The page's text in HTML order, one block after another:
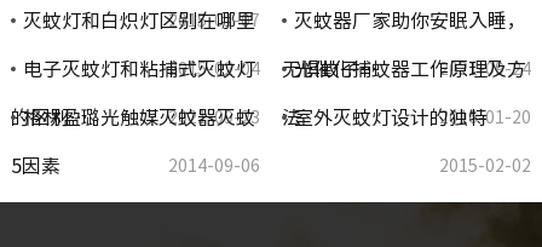
2015-01-07
灭蚊灯和白炽灯区别在哪里
2015-02-04
灭蚊器厂家助你安眠入睡，
无惧蚊子… 2021-09-24
电子灭蚊灯和粘捕式灭蚊灯
的区别… 2021-09-23
光催化捕蚊器工作原理及方
法 2016-01-20
格林盈璐光触媒灭蚊器灭蚊
5因素 2014-09-06
室外灭蚊灯设计的独特
2015-02-02